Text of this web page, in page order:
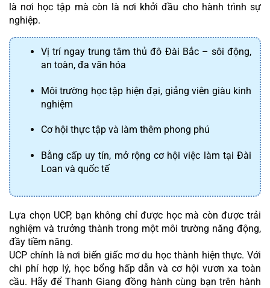
là nơi học tập mà còn là nơi khởi đầu cho hành trình sự
nghiệp.
Vị trí ngay trung tâm thủ đô Đài Bắc – sôi động,
an toàn, đa văn hóa
Môi trường học tập hiện đại, giảng viên giàu kinh
nghiệm
Cơ hội thực tập và làm thêm phong phú
Bằng cấp uy tín, mở rộng cơ hội việc làm tại Đài
Loan và quốc tế
Lựa chọn UCP, bạn không chỉ được học mà còn được trải
nghiệm và trưởng thành trong một môi trường năng động,
đầy tiềm năng.
UCP chính là nơi biến giấc mơ du học thành hiện thực. Với
chi phí hợp lý, học bổng hấp dẫn và cơ hội vươn xa toàn
cầu. Hãy để Thanh Giang đồng hành cùng bạn trên hành